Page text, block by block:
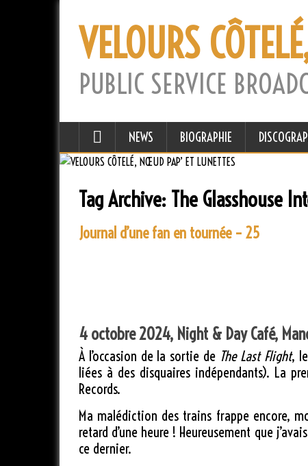
VELOURS
PUBLIC SERVICE
NEWS BIOGRAPHIE
Tag Archive: The Glasshouse
Journal d’une fan en tournée – 25
4 octobre 2024, Night & Day Café,
À l’occasion de la sortie de The Last Flight,
liées à des disquaires indépendants). La
Records.
Ma malédiction des trains frappe encore,
retard d’une heure ! Heureusement que
ce dernier.